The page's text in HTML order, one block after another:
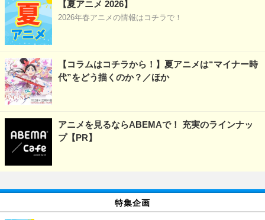
【夏アニメ 2026】
2026年春アニメの情報はコチラで！
【コラムはコチラから！】夏アニメは“マイナー時
代”をどう描くのか？／ほか
アニメを見るならABEMAで！ 充実のラインナッ
プ【PR】
特集企画